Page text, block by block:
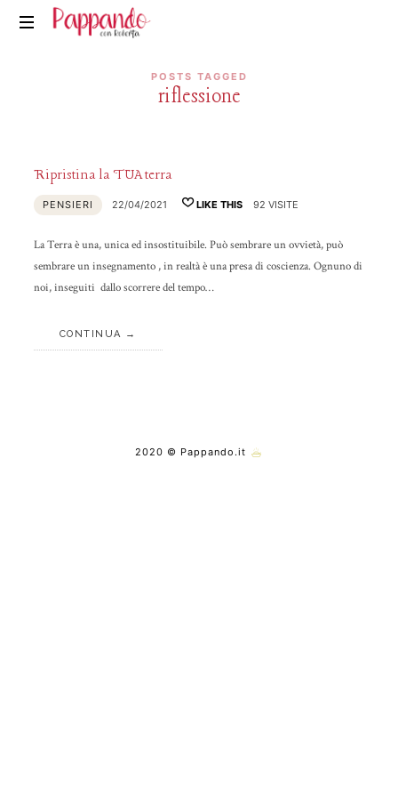
Pappando.it
POSTS TAGGED
riflessione
Ripristina la TUA terra
PENSIERI 22/04/2021 LIKE THIS 92 VISITE
La Terra è una, unica ed insostituibile. Può sembrare un ovvietà, può
sembrare un insegnamento , in realtà è una presa di coscienza. Ognuno di
noi, inseguiti dallo scorrere del tempo…
CONTINUA
2020 © Pappando.it